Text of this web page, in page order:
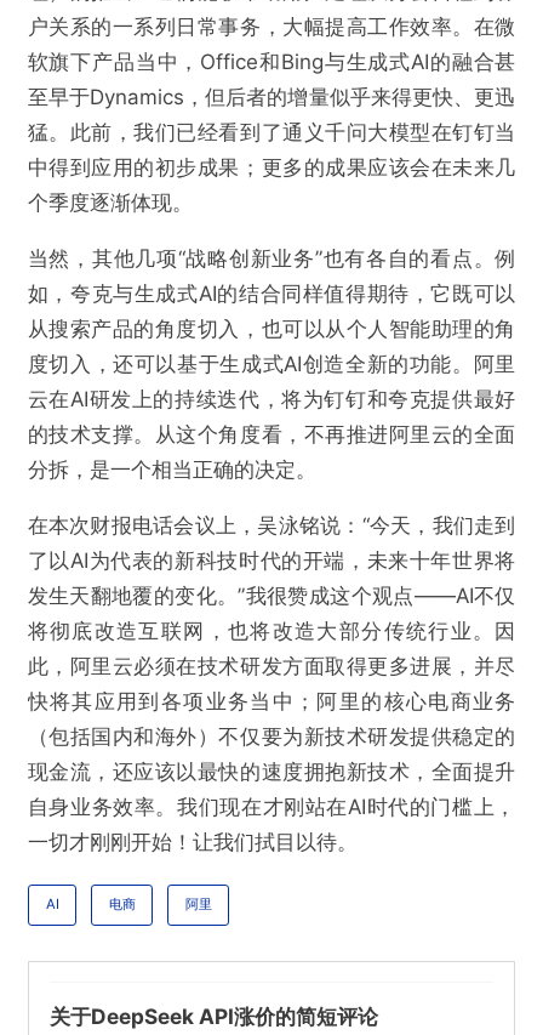
户关系的一系列日常事务，大幅提高工作效率。在微
软旗下产品当中，Office和Bing与生成式AI的融合甚
至早于Dynamics，但后者的增量似乎来得更快、更迅
猛。此前，我们已经看到了通义千问大模型在钉钉当
中得到应用的初步成果；更多的成果应该会在未来几
个季度逐渐体现。
当然，其他几项“战略创新业务”也有各自的看点。例
如，夸克与生成式AI的结合同样值得期待，它既可以
从搜索产品的角度切入，也可以从个人智能助理的角
度切入，还可以基于生成式AI创造全新的功能。阿里
云在AI研发上的持续迭代，将为钉钉和夸克提供最好
的技术支撑。从这个角度看，不再推进阿里云的全面
分拆，是一个相当正确的决定。
在本次财报电话会议上，吴泳铭说：“今天，我们走到
了以AI为代表的新科技时代的开端，未来十年世界将
发生天翻地覆的变化。”我很赞成这个观点——AI不仅
将彻底改造互联网，也将改造大部分传统行业。因
此，阿里云必须在技术研发方面取得更多进展，并尽
快将其应用到各项业务当中；阿里的核心电商业务
（包括国内和海外）不仅要为新技术研发提供稳定的
现金流，还应该以最快的速度拥抱新技术，全面提升
自身业务效率。我们现在才刚站在AI时代的门槛上，
一切才刚刚开始！让我们拭目以待。
AI 电商 阿里
关于DeepSeek API涨价的简短评论